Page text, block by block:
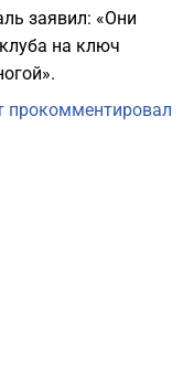
заявил: «Они
на ключ
прокомментировал